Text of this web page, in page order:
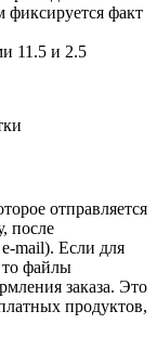
фиксируется факт
11.5 и 2.5
отправляется
после
mail). Если для
то файлы
заказа. Это
продуктов,